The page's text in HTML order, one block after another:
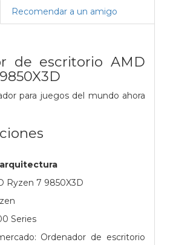
Recomendar a un amigo
de escritorio AMD
para juegos del mundo ahora
Ryzen 7 9850X3D
Series
Ordenador de escritorio